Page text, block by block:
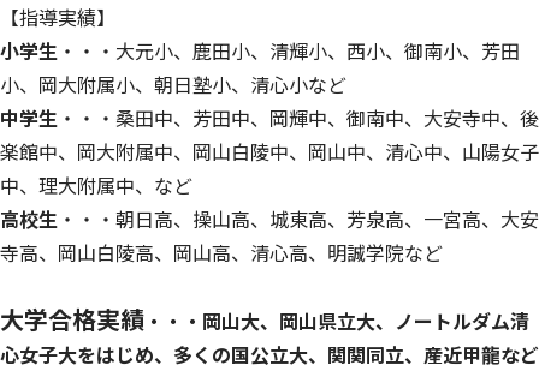
【指導実績】
小学生 ・・・大元小、鹿田小、清輝小、西小、御南小、芳田
小、岡大附属小、朝日塾小、清心小など
中学生 ・・・桑田中、芳田中、岡輝中、御南中、大安寺中、後
楽館中、岡大附属中、岡山白陵中、岡山中、清心中、山陽女子
中、理大附属中、など
高校生 ・・・朝日高、操山高、城東高、芳泉高、一宮高、大安
寺高、岡山白陵高、岡山高、清心高、明誠学院など
大学合格実績 ・・・岡山大、岡山県立大、ノートルダム清
心女子大をはじめ、多くの国公立大、関関同立、産近甲龍など